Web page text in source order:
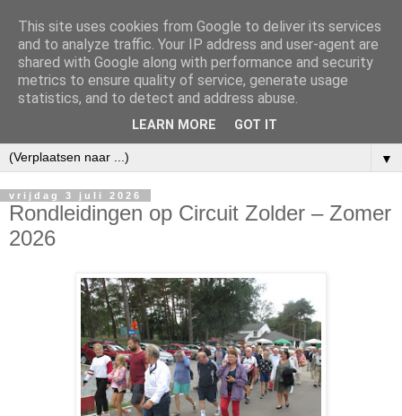
▼
vrijdag 3 juli 2026
Rondleidingen op Circuit Zolder – Zomer
2026
This site uses cookies from Google to deliver its services
and to analyze traffic. Your IP address and user-agent are
shared with Google along with performance and security
metrics to ensure quality of service, generate usage
statistics, and to detect and address abuse.
LEARN MORE GOT IT